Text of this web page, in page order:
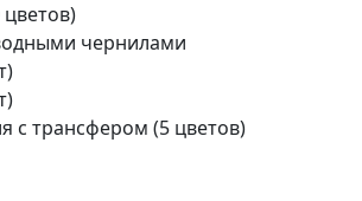
чернилами
с трансфером (5 цветов)